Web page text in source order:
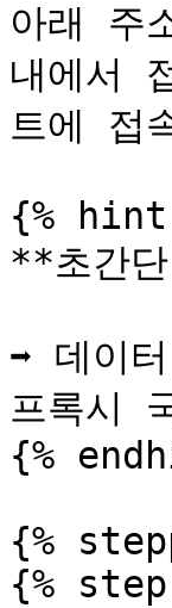
아래 주
내에서
트에 접
{%
**초간
➡️ 데이
프록시
{%
{%
{%